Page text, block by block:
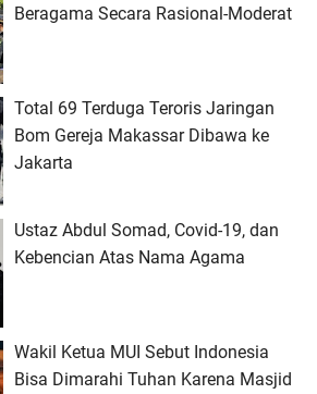
Beragama Secara Rasional-Moderat
Total 69 Terduga Teroris Jaringan
Bom Gereja Makassar Dibawa ke
Jakarta
Ustaz Abdul Somad, Covid-19, dan
Kebencian Atas Nama Agama
Wakil Ketua MUI Sebut Indonesia
Bisa Dimarahi Tuhan Karena Masjid